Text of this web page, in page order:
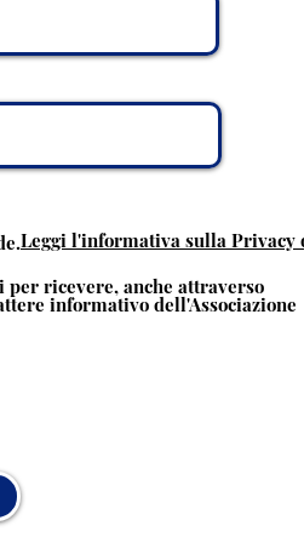
Leggi l'informativa sulla Privacy
ricevere, anche attraverso
informativo dell'Associazione